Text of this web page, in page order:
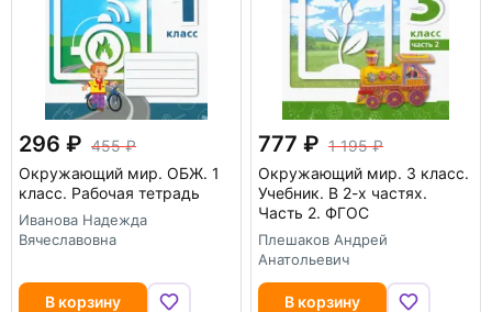
296
455
Окружающий мир. ОБЖ. 1
класс. Рабочая тетрадь
Иванова Надежда
Вячеславовна
В корзину
777
1 195
Окружающий мир. 3 класс.
Учебник. В 2-х частях.
Часть 2. ФГОС
Плешаков Андрей
Анатольевич
В корзину